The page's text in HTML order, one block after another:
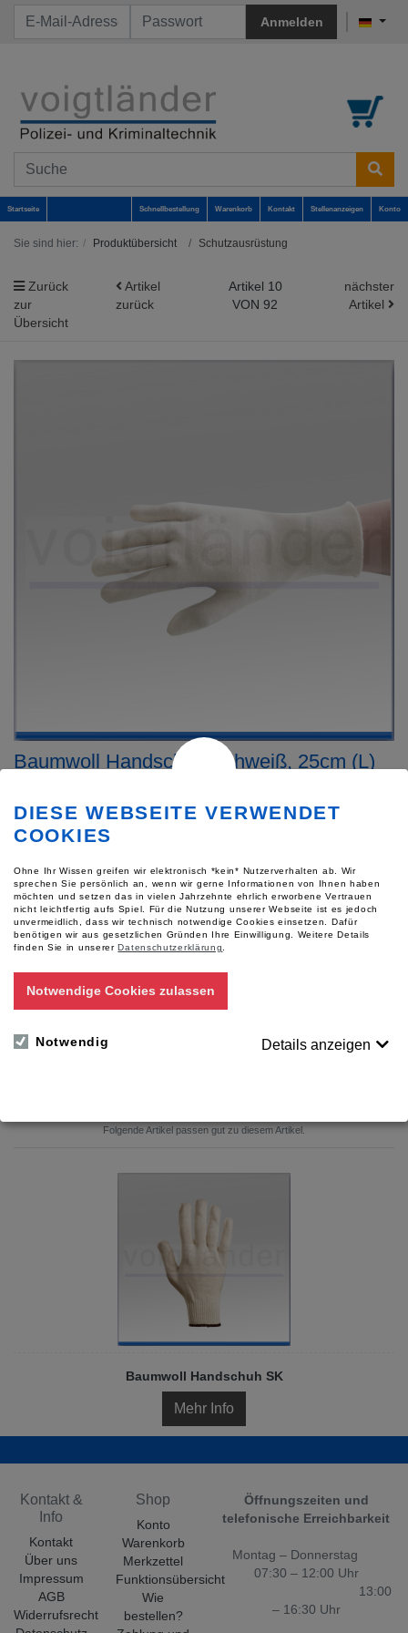
Anmelden
Startseite Schnellbestellung Warenkorb Kontakt Stellenanzeigen Konto
Sie sind hier: Produktübersicht Schutzausrüstung
Zurück
zur
Übersicht
Artikel
zurück
Artikel 10
VON 92
nächster
Artikel
Baumwoll Handschuh, rohweiß, 25cm (L)
1 Paar
Variante wählen
Für Preise bitte anmelden
Folgende Artikel passen gut zu diesem Artikel.
Baumwoll Handschuh SK
Mehr Info
Kontakt &
Info
Kontakt
Über uns
Impressum
AGB
Widerrufsrecht
Shop
Konto
Warenkorb
Merkzettel
Funktionsübersicht
Wie
bestellen?
Öffnungszeiten und
telefonische Erreichbarkeit
Montag – Donnerstag
07:30 – 12:00 Uhr
13:00
– 16:30 Uhr
DIESE WEBSEITE VERWENDET
COOKIES
Ohne Ihr Wissen greifen wir elektronisch *kein* Nutzerverhalten ab. Wir
sprechen Sie persönlich an, wenn wir gerne Informationen von Ihnen haben
möchten und setzen das in vielen Jahrzehnte ehrlich erworbene Vertrauen
nicht leichtfertig aufs Spiel. Für die Nutzung unserer Webseite ist es jedoch
unvermeidlich, dass wir technisch notwendige Cookies einsetzen. Dafür
benötigen wir aus gesetzlichen Gründen Ihre Einwilligung.
Weitere Details
finden Sie in unsererDatenschutzerklärung
Notwendige Cookies zulassen
Notwendig Details anzeigen